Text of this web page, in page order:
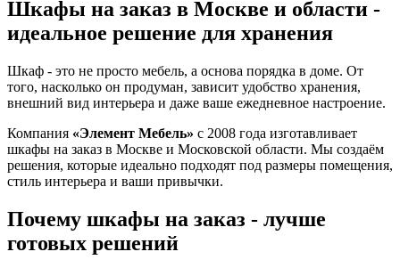
Шкафы на заказ в Москве и области -
идеальное решение для хранения
Шкаф - это не просто мебель, а основа порядка в доме. От
того, насколько он продуман, зависит удобство хранения,
внешний вид интерьера и даже ваше ежедневное настроение.
Компания «Элемент Мебель» с 2008 года изготавливает
шкафы на заказ в Москве и Московской области. Мы создаём
решения, которые идеально подходят под размеры помещения,
стиль интерьера и ваши привычки.
Почему шкафы на заказ - лучше
готовых решений